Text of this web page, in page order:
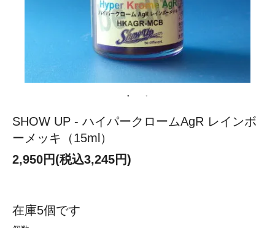
SHOW UP - ハイパークロームAgR レインボ
ーメッキ（15ml）
2,950円(税込3,245円)
在庫5個です